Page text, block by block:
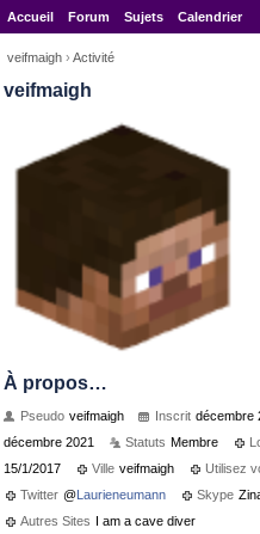
Accueil Forum Sujets Calendrier
veifmaigh › Activité
veifmaigh
À propos…
Pseudo veifmaigh Inscrit décembre
décembre 2021
Statuts Membre
15/1/2017
Ville veifmaigh Utilisez
Twitter @Laurieneumann Skype
Autres Sites I am a cave diver